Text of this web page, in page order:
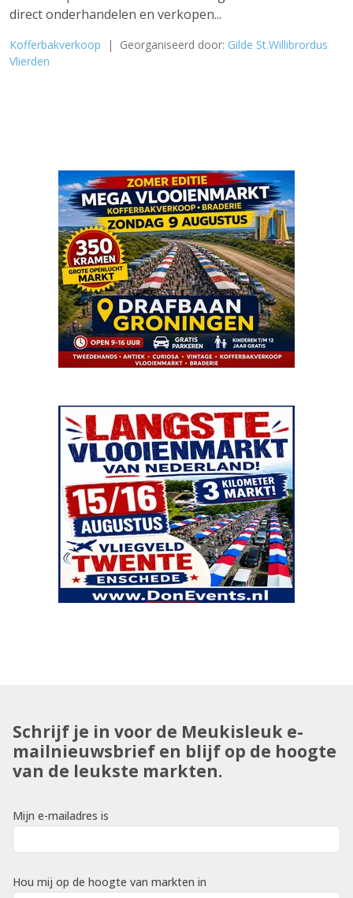
direct onderhandelen en verkopen...
Kofferbakverkoop | Georganiseerd door: Gilde St.Willibrordus
Vlierden
Schrijf je in voor de Meukisleuk e-
mailnieuwsbrief en blijf op de hoogte
van de leukste markten.
Mijn e-mailadres is
Hou mij op de hoogte van markten in